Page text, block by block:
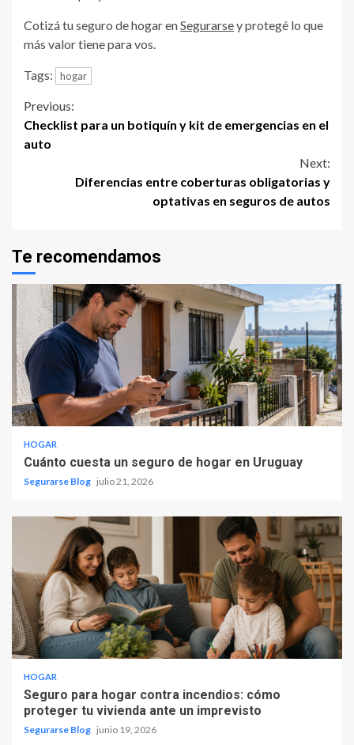
Cotizá tu seguro de hogar enSegurarsey protegé lo que
más valor tiene para vos.
Tags: hogar
Continue
Reading
Previous:
Checklist para un botiquín y kit de emergencias en el
auto
Next:
Diferencias entre coberturas obligatorias y
optativas en seguros de autos
Te recomendamos
HOGAR
Cuánto cuesta un seguro de hogar en Uruguay
Segurarse Blog julio 21, 2026
HOGAR
Seguro para hogar contra incendios: cómo
proteger tu vivienda ante un imprevisto
Segurarse Blog junio 19, 2026